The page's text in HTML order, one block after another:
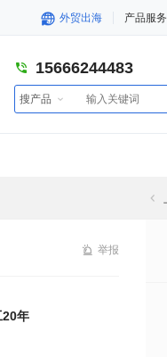
外贸出海 产品服务
15666244483
搜产品
举报
20年